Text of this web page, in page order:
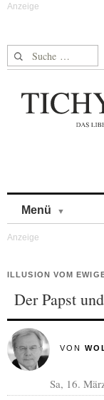
Suche nach:
Menü
ILLUSION VOM
Der Papst
VON
Sa, 16.